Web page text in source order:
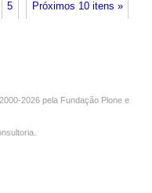
Próximos 10 itens »
5
2000-2026 pela Fundação Plone e